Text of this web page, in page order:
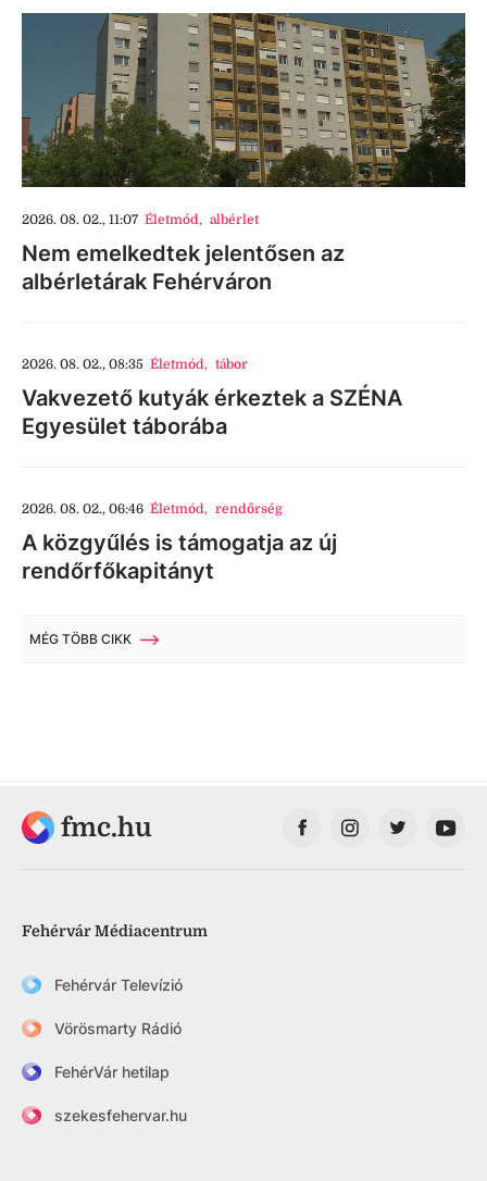
2026. 08. 02., 11:07 Életmód, albérlet
Nem emelkedtek jelentősen az
albérletárak Fehérváron
2026. 08. 02., 08:35 Életmód, tábor
Vakvezető kutyák érkeztek a SZÉNA
Egyesület táborába
2026. 08. 02., 06:46 Életmód, rendőrség
A közgyűlés is támogatja az új
rendőrfőkapitányt
MÉG TÖBB CIKK
fmc.hu
Fehérvár Médiacentrum
Fehérvár Televízió
Vörösmarty Rádió
FehérVár hetilap
szekesfehervar.hu